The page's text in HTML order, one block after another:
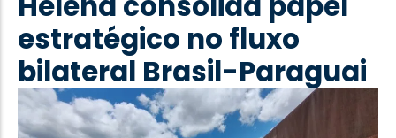
Obituário
Paraguai
Paraná
Política
estratégico no fluxo
bilateral Brasil-Paraguai